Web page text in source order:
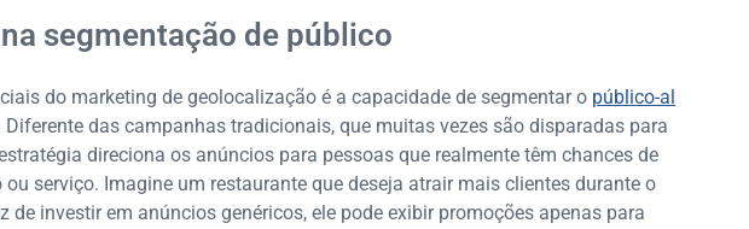
segmentação de público
do marketing de geolocalização é a capacidade de segmentar o público-al
das campanhas tradicionais, que muitas vezes são disparadas para
direciona os anúncios para pessoas que realmente têm chances de
serviço. Imagine um restaurante que deseja atrair mais clientes durante o
de investir em anúncios genéricos, ele pode exibir promoções apenas para